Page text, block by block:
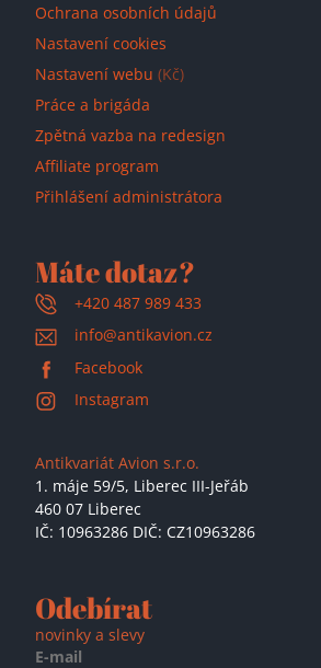
Ochrana osobních údajů
Nastavení cookies
Nastavení webu (Kč)
Práce a brigáda
Zpětná vazba na redesign
Affiliate program
Přihlášení administrátora
Máte dotaz?
+420 487 989 433
info@antikavion.cz
Facebook
Instagram
Antikvariát Avion s.r.o.
1. máje 59/5, Liberec III-Jeřáb
460 07 Liberec
IČ: 10963286 DIČ: CZ10963286
Odebírat
novinky a slevy